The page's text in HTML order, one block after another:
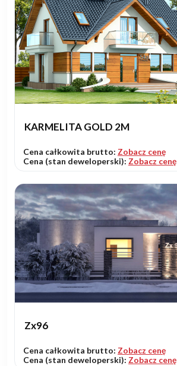
KARMELITA GOLD 2M
Cena całkowita brutto: Zobacz cenę
Cena (stan deweloperski): Zobacz cenę
Zx96
Cena całkowita brutto: Zobacz cenę
Cena (stan deweloperski): Zobacz cenę